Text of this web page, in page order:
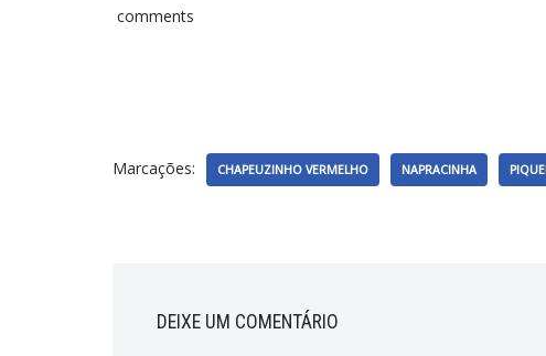
comments
Marcações: CHAPEUZINHO VERMELHO NAPRACINHA
DEIXE UM COMENTÁRIO